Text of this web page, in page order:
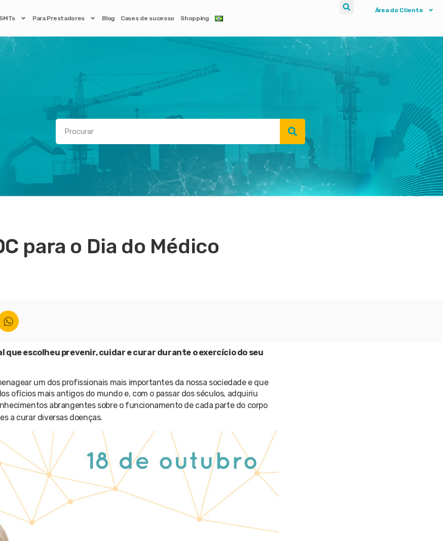
Para Prestadores Blog Cases de sucesso Shopping
Área do Cliente
para o Dia do Médico
escolheu prevenir, cuidar e curar durante o exercício do seu
um dos profissionais mais importantes da nossa sociedade e que
ofícios mais antigos do mundo e, com o passar dos séculos, adquiriu
abrangentes sobre o funcionamento de cada parte do corpo
a curar diversas doenças.